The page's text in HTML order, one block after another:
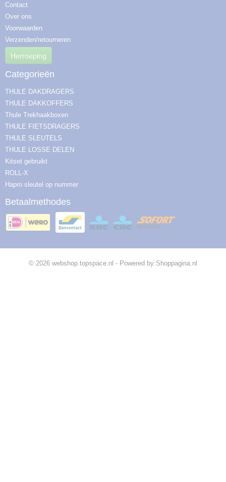
Contact
Over ons
Voorwaarden
Verzenden/retourneren
Herroeping
Categorieën
THULE DAKDRAGERS
THULE DAKKOFFERS
Thule Trekhaakboxen
THULE FIETSDRAGERS
THULE SLEUTELS
THULE LOSSE DELEN
Kitset gebruikt
ROLL-X
Hapro sleutel op nummer
Betaalmethodes
© 2026 webshop.topspace.nl - Powered by Shoppagina.nl